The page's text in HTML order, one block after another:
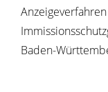
Baden-